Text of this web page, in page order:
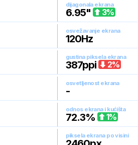
dijagonala ekrana
6.95" 3%
osvežavanje ekrana
120Hz
gustina piksela ekrana
387ppi 2%
osvetljenost ekrana
-
odnos ekrana i kućišta
72.3% 1%
piksela ekrana po visini